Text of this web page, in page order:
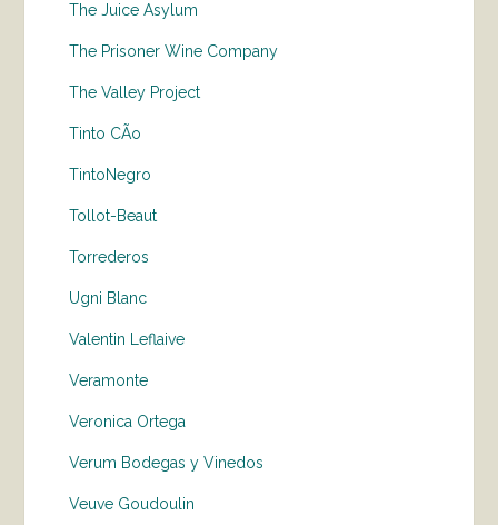
The Juice Asylum
The Prisoner Wine Company
The Valley Project
Tinto CÃo
TintoNegro
Tollot-Beaut
Torrederos
Ugni Blanc
Valentin Leflaive
Veramonte
Veronica Ortega
Verum Bodegas y Vinedos
Veuve Goudoulin